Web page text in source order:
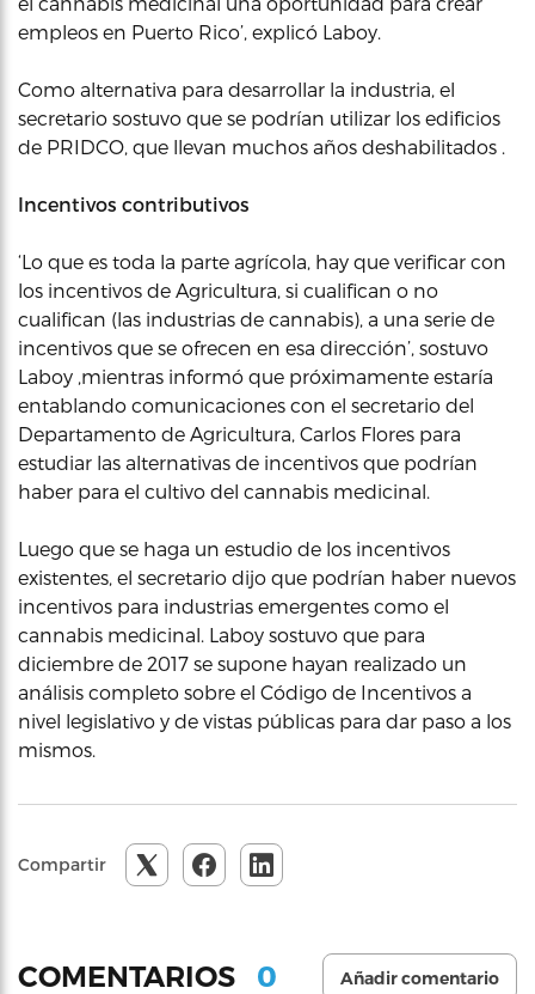
empleos en Puerto Rico’, explicó Laboy.
Como alternativa para desarrollar la industria, el
secretario sostuvo que se podrían utilizar los edificios
de PRIDCO, que llevan muchos años deshabilitados .
Incentivos contributivos
‘Lo que es toda la parte agrícola, hay que verificar con
los incentivos de Agricultura, si cualifican o no
cualifican (las industrias de cannabis), a una serie de
incentivos que se ofrecen en esa dirección’, sostuvo
Laboy ,mientras informó que próximamente estaría
entablando comunicaciones con el secretario del
Departamento de Agricultura, Carlos Flores para
estudiar las alternativas de incentivos que podrían
haber para el cultivo del cannabis medicinal.
Luego que se haga un estudio de los incentivos
existentes, el secretario dijo que podrían haber nuevos
incentivos para industrias emergentes como el
cannabis medicinal. Laboy sostuvo que para
diciembre de 2017 se supone hayan realizado un
análisis completo sobre el Código de Incentivos a
nivel legislativo y de vistas públicas para dar paso a los
mismos.
Compartir
COMENTARIOS 0 Añadir comentario